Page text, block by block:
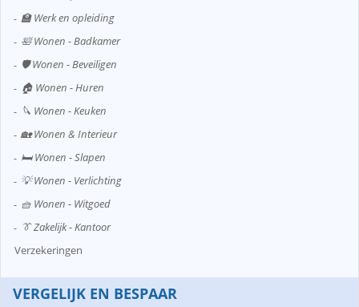
🏫 Werk en opleiding
🛀 Wonen - Badkamer
🛡️ Wonen - Beveiligen
🏠 Wonen - Huren
🔪 Wonen - Keuken
🏡 Wonen & Interieur
🛏️ Wonen - Slapen
💡 Wonen - Verlichting
🧺 Wonen - Witgoed
👔 Zakelijk - Kantoor
Verzekeringen
VERGELIJK EN BESPAAR